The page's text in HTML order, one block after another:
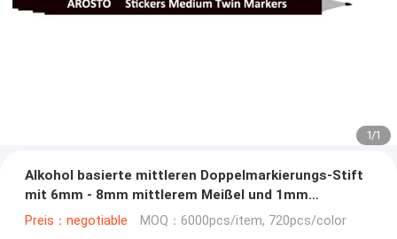
1/1
Alkohol basierte mittleren Doppelmarkierungs-Stift
mit 6mm - 8mm mittlerem Meißel und 1mm
Geldstrafen-Spitzen
Preis：negotiable MOQ：6000pcs/item, 720pcs/color